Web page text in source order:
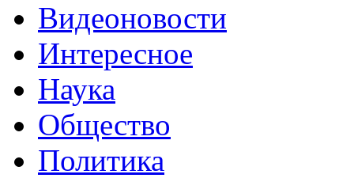
Видеоновости
Интересное
Наука
Общество
Политика